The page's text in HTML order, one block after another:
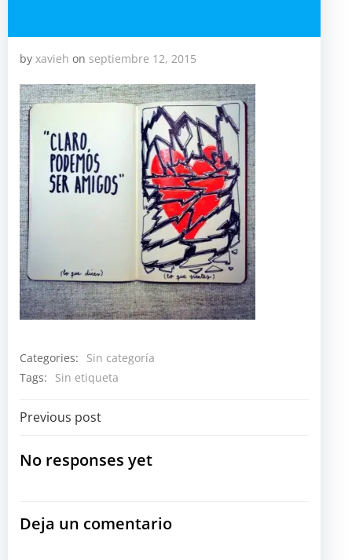
by xavieh on septiembre 12, 2015
Categories:
Sin categoría
Tags:
Sin etiqueta
Navegación
por
entradas
Previous post
No responses yet
Deja un comentario